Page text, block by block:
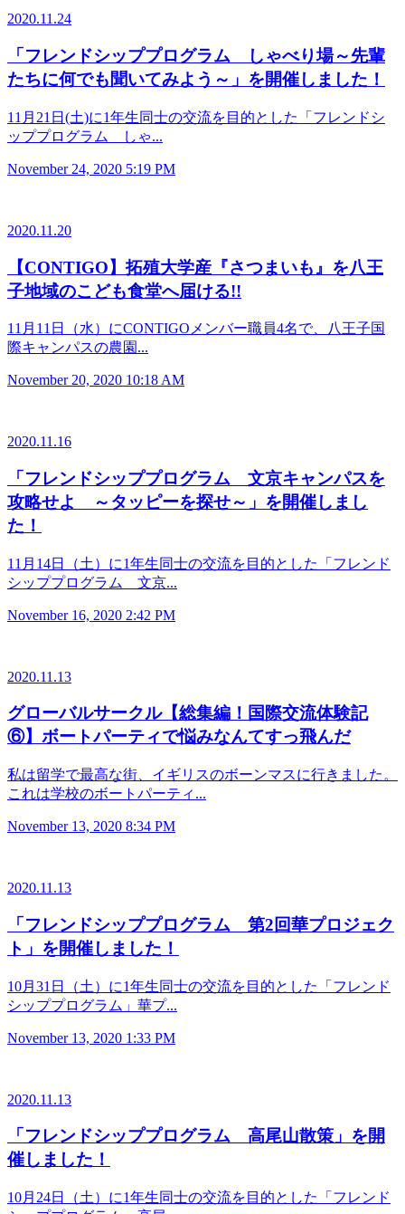
2020.11.24
「フレンドシッププログラム しゃべり場～先輩
たちに何でも聞いてみよう～」を開催しました！
11月21日(土)に1年生同士の交流を目的とした「フレンドシ
ッププログラム しゃ...
November 24, 2020 5:19 PM
2020.11.20
【CONTIGO】拓殖大学産『さつまいも』を八王
子地域のこども食堂へ届ける!!
11月11日（水）にCONTIGOメンバー職員4名で、八王子国
際キャンパスの農園...
November 20, 2020 10:18 AM
2020.11.16
「フレンドシッププログラム 文京キャンパスを
攻略せよ ～タッピーを探せ～」を開催しまし
た！
11月14日（土）に1年生同士の交流を目的とした「フレンド
シッププログラム 文京...
November 16, 2020 2:42 PM
2020.11.13
グローバルサークル【総集編！国際交流体験記
⑥】ボートパーティで悩みなんてすっ飛んだ
私は留学で最高な街、イギリスのボーンマスに行きました。
これは学校のボートパーティ...
November 13, 2020 8:34 PM
2020.11.13
「フレンドシッププログラム 第2回華プロジェク
ト」を開催しました！
10月31日（土）に1年生同士の交流を目的とした「フレンド
シッププログラム」華プ...
November 13, 2020 1:33 PM
2020.11.13
「フレンドシッププログラム 高尾山散策」を開
催しました！
10月24日（土）に1年生同士の交流を目的とした「フレンド